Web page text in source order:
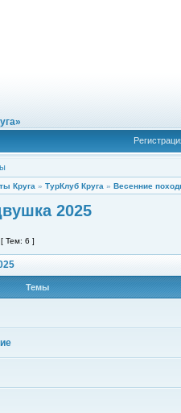
Круга » ТурКлуб Круга » Весенние
2025
[ Тем: 6 ]
Темы